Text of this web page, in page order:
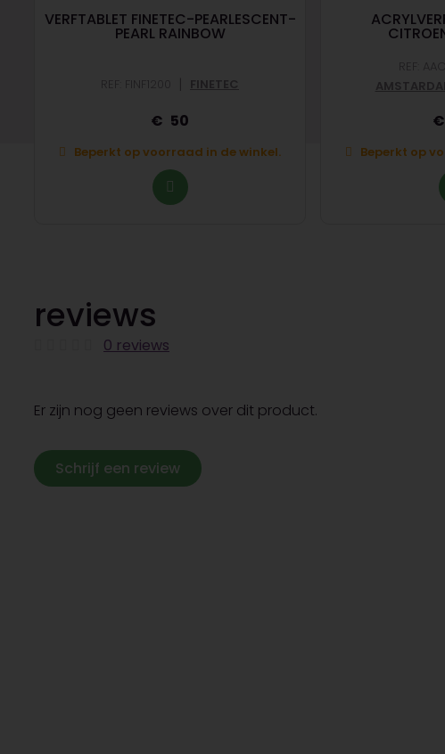
VERFTABLET FINETEC-PEARLESCENT-
PEARL RAINBOW
| FINETEC
50
Beperkt op voorraad in de winkel. Beperkt op
reviews
0 reviews
Er zijn nog geen reviews over dit product.
Schrijf een review